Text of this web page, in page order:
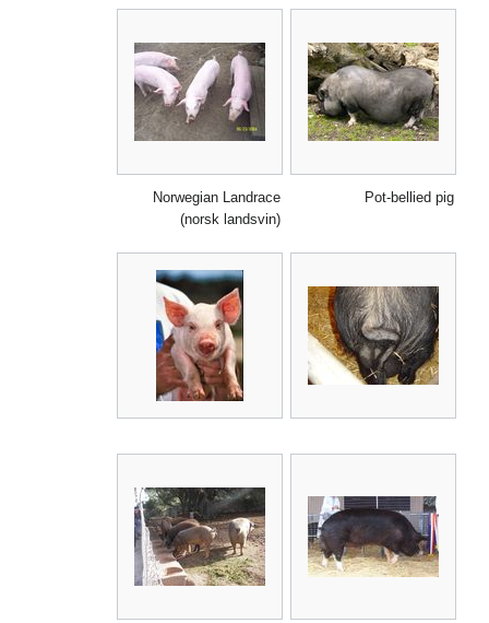
Pot-bellied pig
Norwegian Landrace
(norsk landsvin)